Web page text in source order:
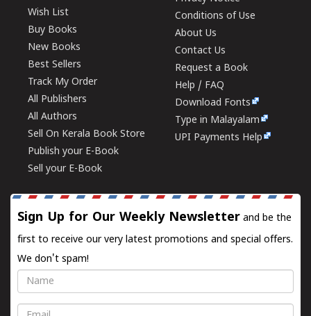
Wish List
Buy Books
New Books
Best Sellers
Track My Order
All Publishers
All Authors
Sell On Kerala Book Store
Publish your E-Book
Sell your E-Book
Conditions of Use
About Us
Contact Us
Request a Book
Help / FAQ
Download Fonts
Type in Malayalam
UPI Payments Help
Sign Up for Our Weekly Newsletter and be the
first to receive our very latest promotions and special offers.
We don't spam!
Name
Email